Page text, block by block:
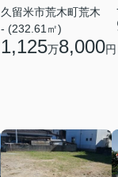
久留米市荒木町荒木
- (232.61㎡)
1,125万8,000円